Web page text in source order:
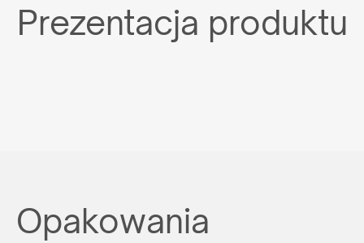
Prezentacja produktu
Opakowania